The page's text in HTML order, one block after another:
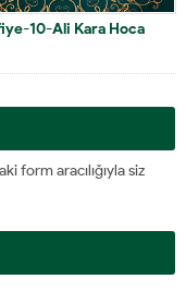
10-Ali Kara Hoca
form aracılığıyla siz